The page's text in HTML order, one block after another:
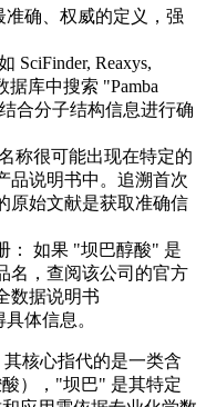
确、权威的定义，强
SciFinder, Reaxys,
据库中搜索 "Pamba
合分子结构信息进行确
称很可能出现在特定的
品说明书中。追溯首次
原始文献是获取准确信
： 如果 "坝巴醇酸" 是
名，查阅该公司的官方
数据说明书
体信息。
核心指代的是一类含
），"坝巴" 是其特定